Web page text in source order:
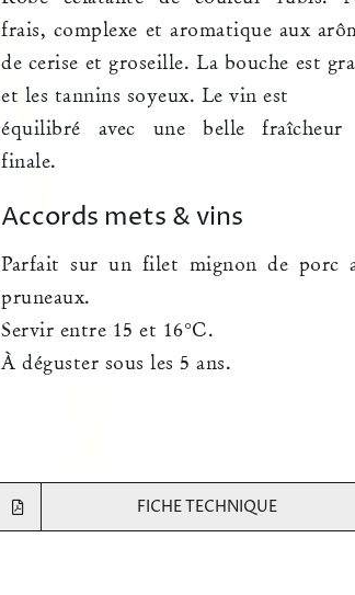
frais, complexe et aromatique aux
de cerise et groseille. La bouche est
et les tannins soyeux. Le vin est
équilibré avec une belle fraîcheur
finale.
Accords mets & vins
Parfait sur un filet mignon de porc
pruneaux.
Servir entre 15 et 16°C.
À déguster sous les 5 ans.
FICHE TECHNIQUE